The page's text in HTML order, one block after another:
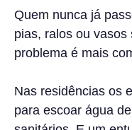
Quem nunca já
pias, ralos ou
problema é mais
Nas residências os
para escoar água